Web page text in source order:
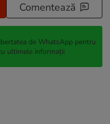
Comentează
de WhatsApp pentru
ultimele informații